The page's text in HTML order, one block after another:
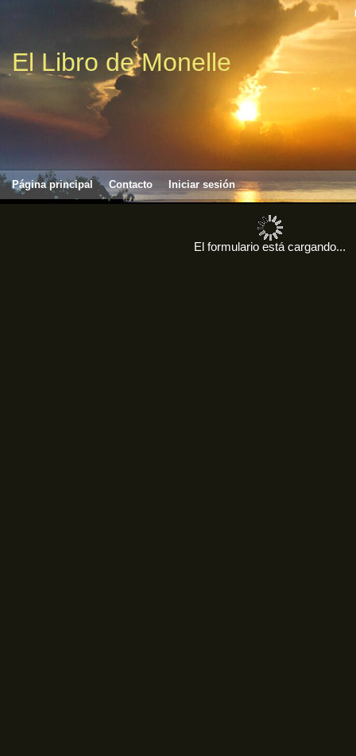
El Libro de Monelle
Página principal Contacto Iniciar sesión
El formulario está cargando...